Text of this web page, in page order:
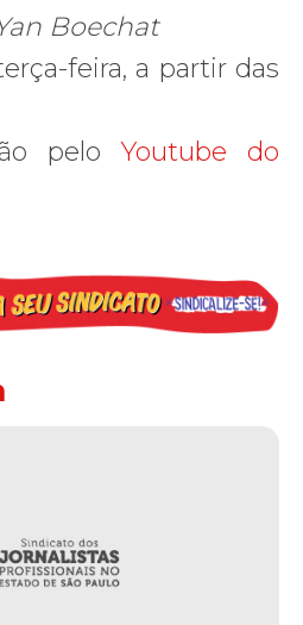
Boechat
feira, a partir das
peloYoutube do